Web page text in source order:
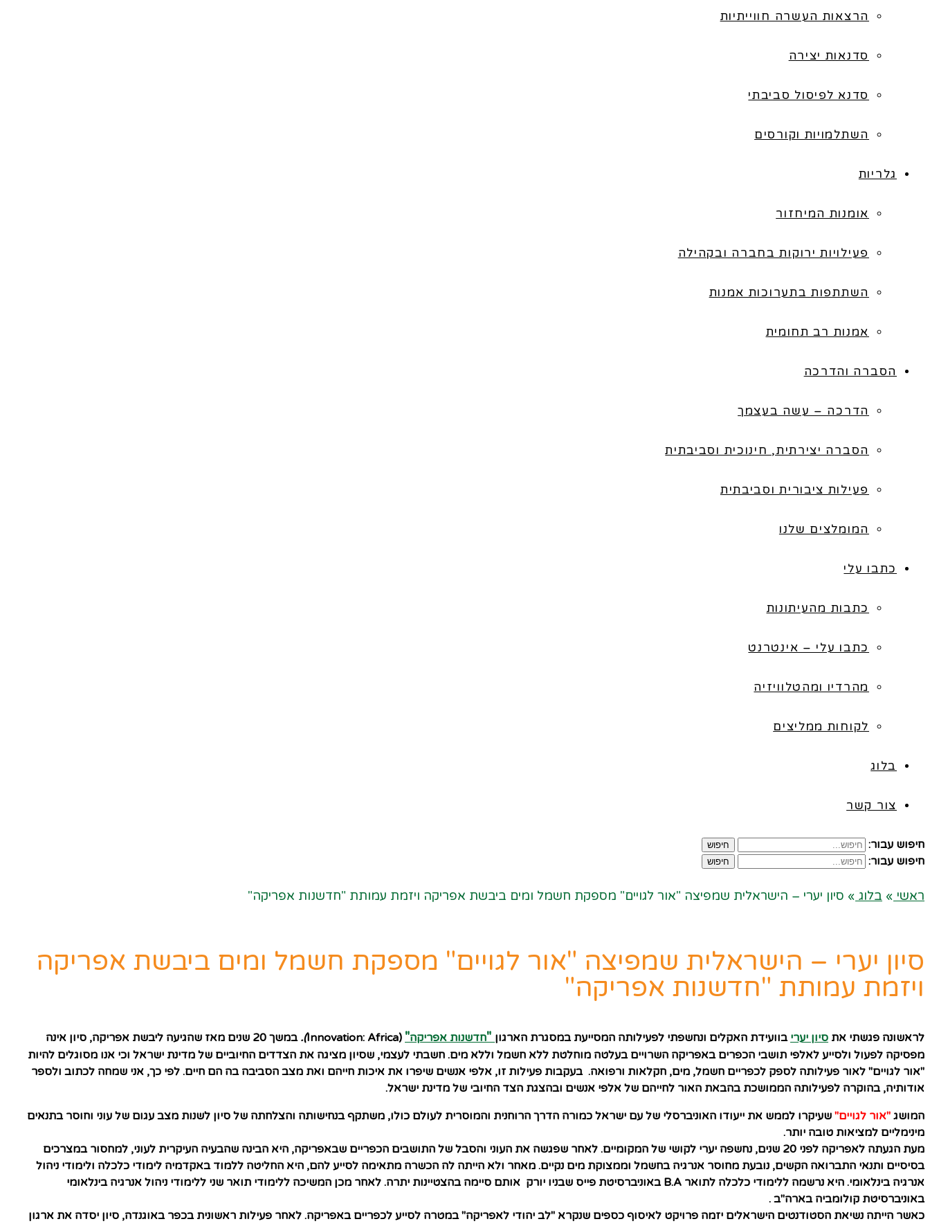
הרצאות העשרה חווייתיות
סדנאות יצירה
סדנא לפיסול סביבתי
השתלמויות וקורסים
גלריות
אומנות המיחזור
פעילויות ירוקות בחברה ובקהילה
השתתפות בתערוכות אמנות
אמנות רב תחומית
הסברה והדרכה
הדרכה – עשה בעצמך
הסברה יצירתית, חינוכית וסביבתית
פעילות ציבורית וסביבתית
המומלצים שלנו
כתבו עלי
כתבות מהעיתונות
כתבו עלי – אינטרנט
מהרדיו ומהטלוויזיה
לקוחות ממליצים
בלוג
צור קשר
חיפוש עבור: חיפוש
חיפוש עבור: חיפוש
ראשי » בלוג » סיון יערי – הישראלית שמפיצה "אור לגויים" מספקת חשמל ומים ביבשת אפריקה ויזמת עמותת "חדשנות אפריקה"
סיון יערי – הישראלית שמפיצה "אור לגויים" מספקת חשמל ומים ביבשת אפריקה
ויזמת עמותת "חדשנות אפריקה"
לראשונה פגשתי את סיון יערי בוועידת האקלים ונחשפתי לפעילותה המסייעת במסגרת הארגון "חדשנות אפריקה"
(Innovation: Africa
).
במשך 20 שנים מאז שהגיעה ליבשת אפריקה, סיון אינה
מפסיקה לפעול ולסייע לאלפי תושבי הכפרים באפריקה השרויים בעלטה מוחלטת ללא חשמל וללא מים. חשבתי לעצמי, שסיון מציגה את הצדדים החיוביים של מדינת ישראל וכי אנו מסוגלים להיות
"אור לגויים" לאור פעילותה לספק לכפריים חשמל, מים, חקלאות ורפואה.בעקבות פעילות זו, אלפי אנשים שיפרו את איכות חייהם ואת מצב הסביבה בה הם חיים. לפי כך, אני שמחה לכתוב ולספר
אודותיה, בהוקרה לפעילותה הממושכתבהבאת האור לחייהם של אלפי אנשים ובהצגת הצד החיובי של מדינת ישראל.
המושג "אור לגויים" שעיקרו לממש את ייעודו האוניברסלי של עם ישראל כמורה הדרך הרוחנית והמוסרית לעולם כולו, משתקף בנחישותה והצלחתה של סיון לשנות מצב עגום של עוני וחוסר בתנאים
מינימליים למציאות טובה יותר.
מעת הגעתה לאפריקה לפני 20 שנים, נחשפה יערי לקושי של המקומיים. לאחר שפגשה את העוני והסבל של התושבים הכפריים שבאפריקה, היא הבינה שהבעיה העיקרית לעוני, למחסור במצרכים
בסיסיים ותנאי התברואה הקשים, נובעת מחוסר אנרגיה בחשמל וממצוקת מים נקיים. מאחר ולא הייתה לה הכשרה מתאימה לסייע להם, היא החליטה ללמוד באקדמיה לימודי כלכלה ולימודי ניהול
אנרגיה בינלאומי. היא נרשמה ללימודי כלכלה לתואר B.A באוניברסיטת פייס שבניו יורק אותם סיימה בהצטיינות יתרה. לאחר מכן המשיכה ללימודי תואר שני ללימודי ניהול אנרגיה בינלאומי
באוניברסיטת קולומביה בארה"ב .
כאשר הייתה נשיאת הסטודנטים הישראלים יזמה פרויקט לאיסוף כספים שנקרא "לב יהודי לאפריקה" במטרה לסייע לכפריים באפריקה. לאחר פעילות ראשונית בכפר באוגנדה, סיון יסדה את ארגון